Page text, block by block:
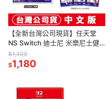
【全新台灣公司現貨】任天堂
NS Switch 迪士尼 米樂尼士健
身-中文版●贈角色限定小卡1入
$1,300
$1,180